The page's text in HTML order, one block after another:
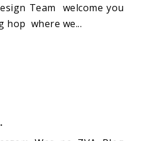
Team welcome you
hop where we...